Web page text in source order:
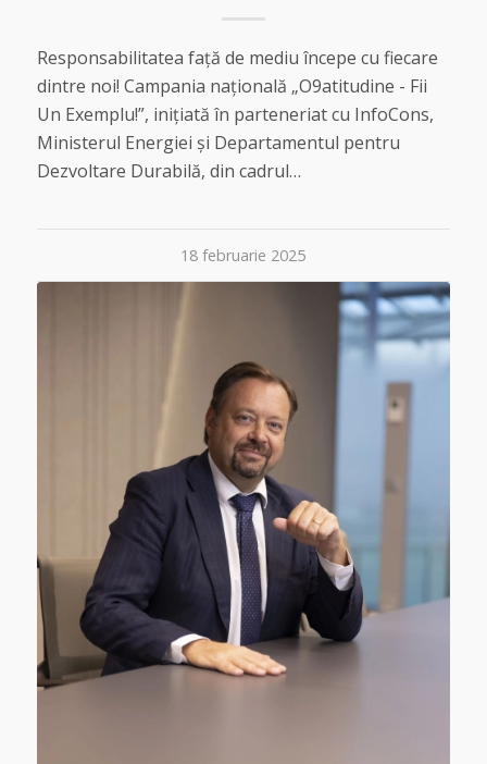
Responsabilitatea față de mediu începe cu fiecare
dintre noi! Campania națională „O9atitudine - Fii
Un Exemplu!”, inițiată în parteneriat cu InfoCons,
Ministerul Energiei și Departamentul pentru
Dezvoltare Durabilă, din cadrul…
18 februarie 2025